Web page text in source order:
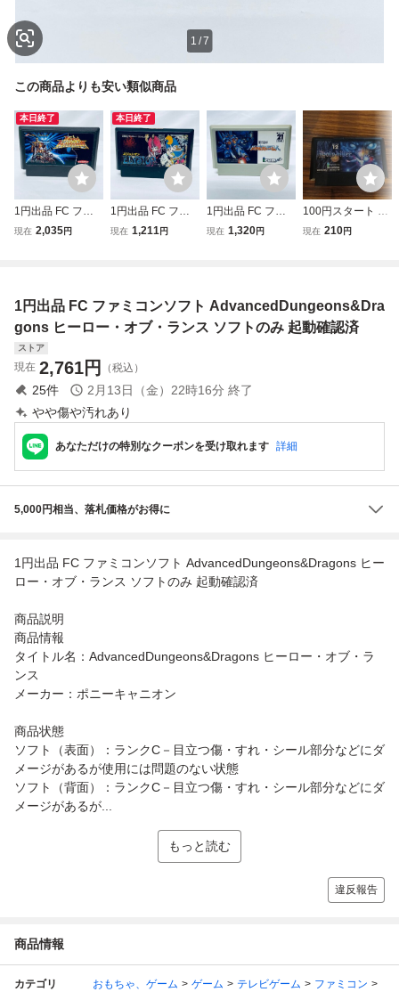
1 /7
この商品よりも安い類似商品
本日終了
1円出品 FC ファ
ミコンソフト ラス
現在 2,035円
本日終了
1円出品 FC ファ
ミコンソフト エリ
現在 1,211円
1円出品 FC ファ
ミコンソフト 重力
現在 1,320円
100円スタート 動
作確認 ファミコン
現在 210円
1円出品 FC ファミコンソフト AdvancedDungeons&Dra
gons ヒーロー・オブ・ランス ソフトのみ 起動確認済
ストア
現在 2,761円 （税込）
25件 2月13日（金）22時16分 終了
やや傷や汚れあり
あなただけの特別なクーポンを受け取れます 詳細
5,000円相当、落札価格がお得に
1円出品 FC ファミコンソフト AdvancedDungeons&Dragons ヒー
ロー・オブ・ランス ソフトのみ 起動確認済
商品説明
商品情報
タイトル名：AdvancedDungeons&Dragons ヒーロー・オブ・ラ
ンス
メーカー：ポニーキャニオン
商品状態
ソフト（表面）：ランクC－目立つ傷・すれ・シール部分などにダ
メージがあるが使用には問題のない状態
ソフト（背面）：ランクC－目立つ傷・すれ・シール部分などにダ
メージがあるが...
もっと読む
違反報告
商品情報
カテゴリ おもちゃ、ゲーム ゲーム テレビゲーム
ファミコン